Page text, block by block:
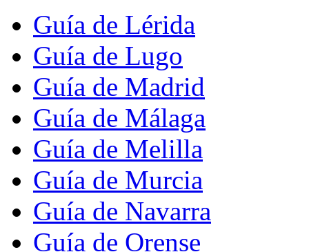
Guía de Lérida
Guía de Lugo
Guía de Madrid
Guía de Málaga
Guía de Melilla
Guía de Murcia
Guía de Navarra
Guía de Orense